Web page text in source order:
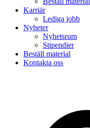
Karriär
Lediga jobb
Nyheter
Nyhetsrum
Stipendier
Beställ material
Kontakta oss